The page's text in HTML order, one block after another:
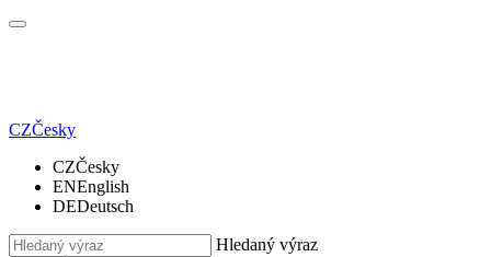
CZČesky
CZČesky
ENEnglish
DEDeutsch
Hledaný výraz